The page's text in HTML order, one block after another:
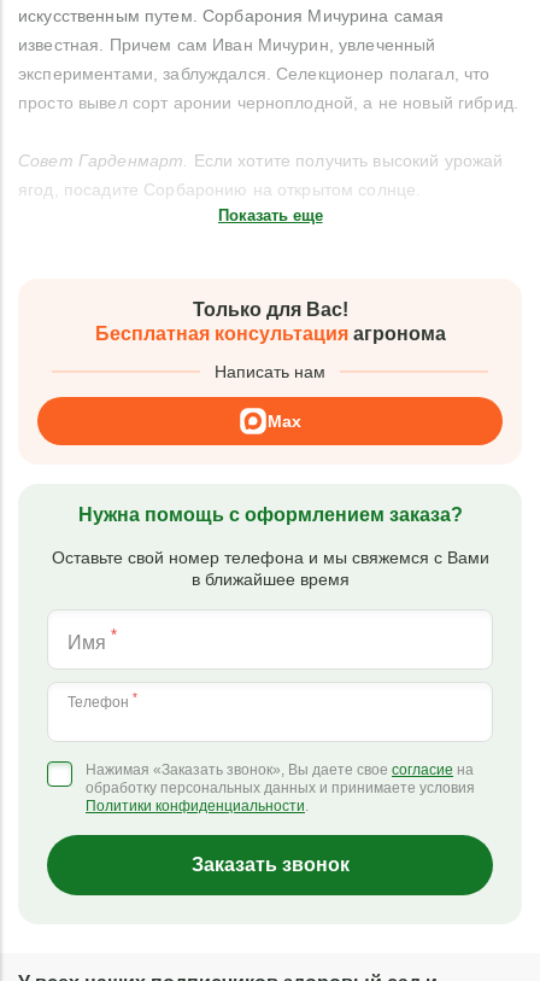
искусственным путем. Сорбарония Мичурина самая
известная. Причем сам Иван Мичурин, увлеченный
экспериментами, заблуждался. Селекционер полагал, что
просто вывел сорт аронии черноплодной, а не новый гибрид.
Совет Гарденмарт.
Если хотите получить высокий урожай
ягод, посадите Сорбаронию на открытом солнце.
Показать еще
Только для Вас!
Бесплатная консультацияагронома
Написать нам
Max
Нужна помощь с оформлением заказа?
Оставьте свой номер телефона и мы свяжемся с Вами
в ближайшее время
Имя *
Телефон *
Нажимая «Заказать звонок», Вы даете свое согласие на
обработку персональных данных и принимаете условия
Политики конфиденциальности.
Заказать звонок